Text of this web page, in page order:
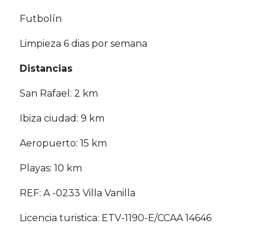
Futbolín
Limpieza 6 dias por semana
Distancias
San Rafael: 2 km
Ibiza ciudad: 9 km
Aeropuerto: 15 km
Playas: 10 km
REF: A -0233 Villa Vanilla
Licencia turistica: ETV-1190-E/CCAA 14646